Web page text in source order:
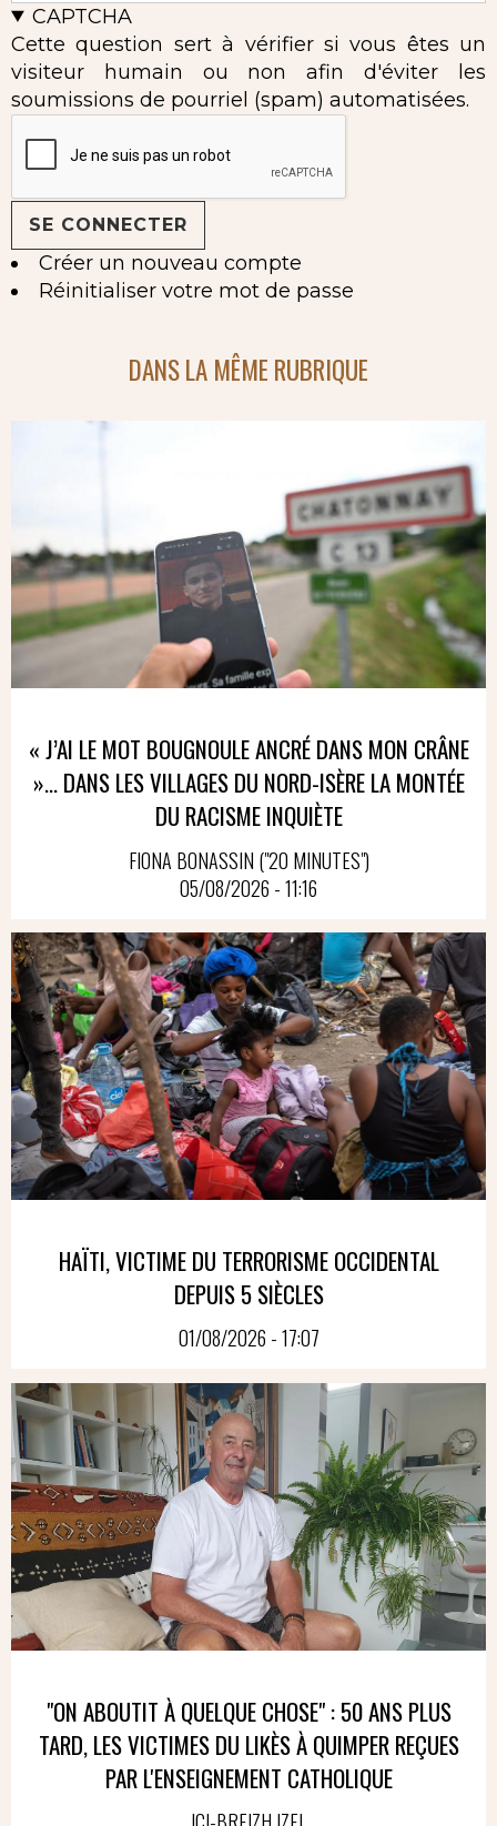
CAPTCHA
Cette question sert à vérifier si vous êtes un
visiteur humain ou non afin d'éviter les
soumissions de pourriel (spam) automatisées.
Créer un nouveau compte
Réinitialiser votre mot de passe
DANS LA MÊME RUBRIQUE
« J’AI LE MOT BOUGNOULE ANCRÉ DANS MON CRÂNE
»… DANS LES VILLAGES DU NORD-ISÈRE LA MONTÉE
DU RACISME INQUIÈTE
FIONA BONASSIN ("20 MINUTES")
05/08/2026 - 11:16
HAÏTI, VICTIME DU TERRORISME OCCIDENTAL
DEPUIS 5 SIÈCLES
01/08/2026 - 17:07
"ON ABOUTIT À QUELQUE CHOSE" : 50 ANS PLUS
TARD, LES VICTIMES DU LIKÈS À QUIMPER REÇUES
PAR L'ENSEIGNEMENT CATHOLIQUE